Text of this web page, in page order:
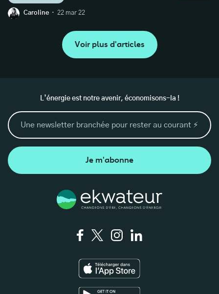
Caroline · 22 mar 22
Voir plus d'articles
L’énergie est notre avenir, économisons-la !
Je m'abonne